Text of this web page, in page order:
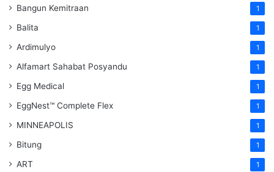
Bangun Kemitraan 1
Balita 1
Ardimulyo 1
Alfamart Sahabat Posyandu 1
Egg Medical 1
EggNest™ Complete Flex 1
MINNEAPOLIS 1
Bitung 1
ART 1